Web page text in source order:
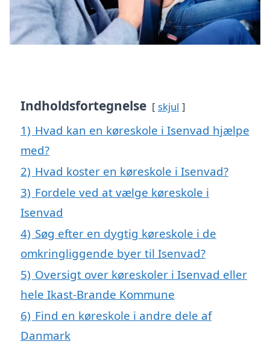
Indholdsfortegnelse skjul
1) Hvad kan en køreskole i Isenvad hjælpe
med?
2) Hvad koster en køreskole i Isenvad?
3) Fordele ved at vælge køreskole i
Isenvad
4) Søg efter en dygtig køreskole i de
omkringliggende byer til Isenvad?
5) Oversigt over køreskoler i Isenvad eller
hele Ikast-Brande Kommune
6) Find en køreskole i andre dele af
Danmark